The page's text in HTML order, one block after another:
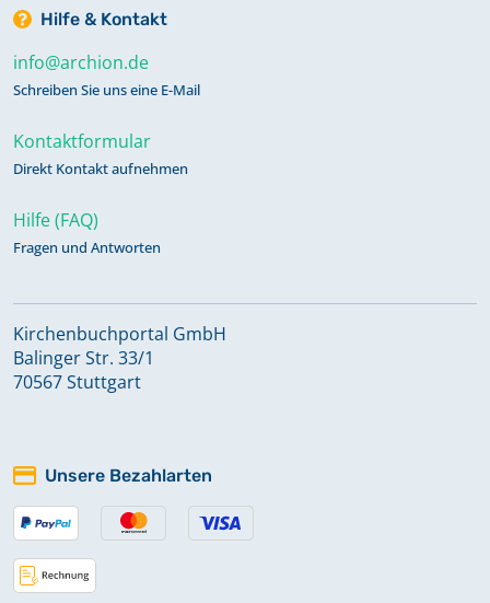
Hilfe & Kontakt
info@archion.de
Schreiben Sie uns eine E-Mail
Kontaktformular
Direkt Kontakt aufnehmen
Hilfe (FAQ)
Fragen und Antworten
Kirchenbuchportal GmbH
Balinger Str. 33/1
70567 Stuttgart
Unsere Bezahlarten